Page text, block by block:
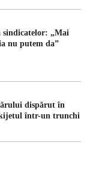
sindicatelor: „Mai
nu putem da”
dispărut în
într-un trunchi